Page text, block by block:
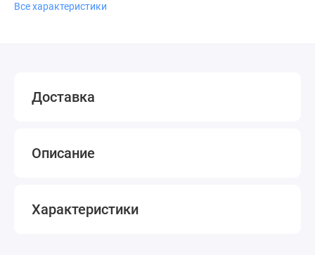
Все характеристики
Доставка
Описание
Характеристики